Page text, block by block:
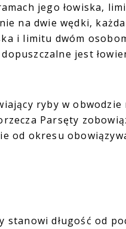
jego łowiska,
na dwie wędki,
i limitu dwóm
jest
ryby w
Parsęty
od okresu
stanowi długość od